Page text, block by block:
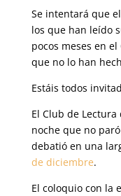
Se intentará que
los que han leído
pocos meses en
que no lo han
Estáis todos
El Club de Lectura
noche que no
debatió en una
de diciembre.
El coloquio con la